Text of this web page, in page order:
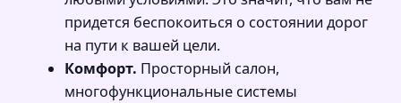
придется беспокоиться о состоянии дорог
на пути к вашей цели.
Комфорт. Просторный салон,
многофункциональные системы